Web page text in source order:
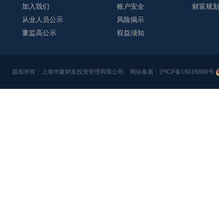
加入我们
从业人员公示
董监高公示
账户安全
风险揭示
权益须知
财富规划
版权所有：上海华夏财富投资管理有限公司 网站备案：沪ICP备16016866号